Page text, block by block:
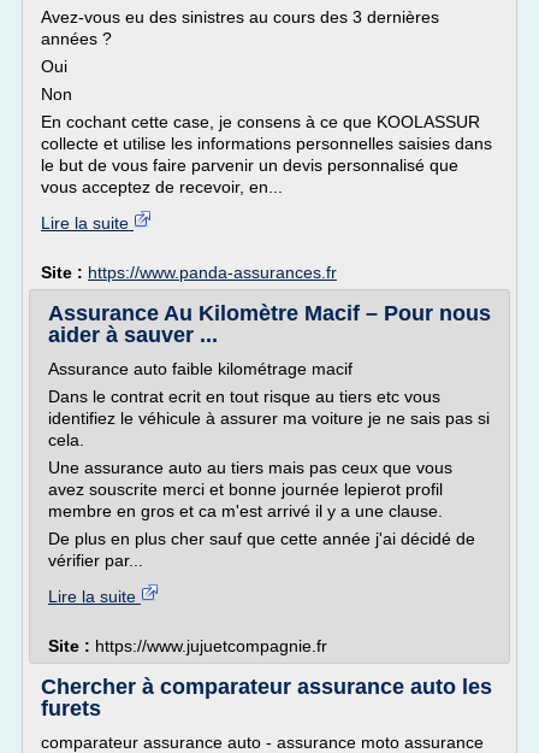
Avez-vous eu des sinistres au cours des 3 dernières
années ?
Oui
Non
En cochant cette case, je consens à ce que KOOLASSUR
collecte et utilise les informations personnelles saisies dans
le but de vous faire parvenir un devis personnalisé que
vous acceptez de recevoir, en...
Lire la suite
Site : https://www.panda-assurances.fr
Assurance Au Kilomètre Macif – Pour nous
aider à sauver ...
Assurance auto faible kilométrage macif
Dans le contrat ecrit en tout risque au tiers etc vous
identifiez le véhicule à assurer ma voiture je ne sais pas si
cela.
Une assurance auto au tiers mais pas ceux que vous
avez souscrite merci et bonne journée lepierot profil
membre en gros et ca m'est arrivé il y a une clause.
De plus en plus cher sauf que cette année j'ai décidé de
vérifier par...
Lire la suite
Site : https://www.jujuetcompagnie.fr
Chercher à comparateur assurance auto les
furets
comparateur assurance auto - assurance moto assurance